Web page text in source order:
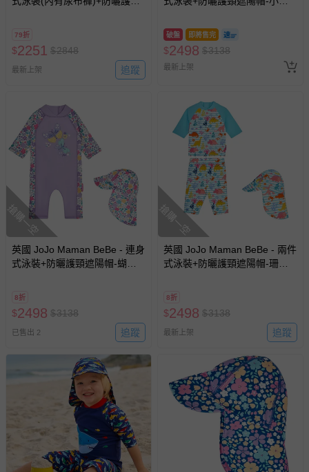
79折
$2251 $2848
最新上架 追蹤
_JJL2863
破盤 即將售完
$2498 $3138
最新上架
搶購一空
英國 JoJo Maman BeBe - 連身
式泳裝+防曬護頸遮陽帽-蝴蝶
8折
$2498 $3138
已售出 2 追蹤
搶購一空
英國 JoJo Maman BeBe - 兩件
式泳裝+防曬護頸遮陽帽-珊瑚
8折
$2498 $3138
最新上架 追蹤